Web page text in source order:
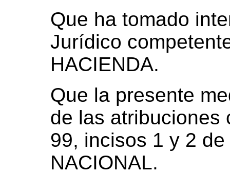
Que ha tomado
Jurídico
HACIENDA.
Que la presente
de las atribuciones
99, incisos 1 y 2
NACIONAL.